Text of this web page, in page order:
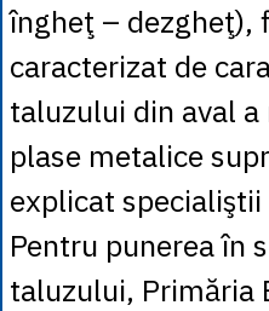
îngheţ – dezgheţ),
caracterizat de
taluzului din aval
plase metalice
explicat
Pentru punerea în
taluzului, Primăria